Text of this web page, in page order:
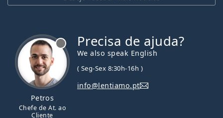
Petros
Chefe de At. ao
Cliente
Precisa de ajuda?
We also speak English
( Seg-Sex 8:30h-16h )
info@lentiamo.pt